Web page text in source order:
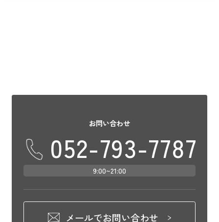
お問い合わせ
052-793-7787
9:00~21:00
メールでお問い合わせ